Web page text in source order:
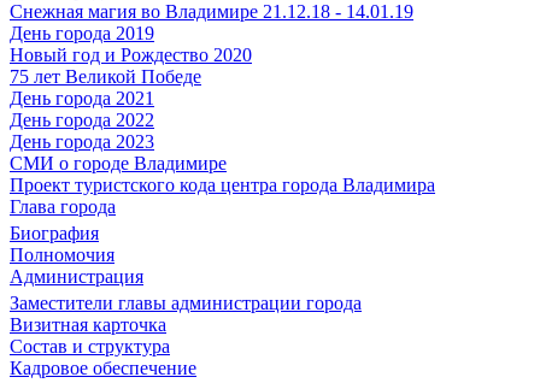
Снежная магия во Владимире 21.12.18 - 14.01.19
День города 2019
Новый год и Рождество 2020
75 лет Великой Победе
День города 2021
День города 2022
День города 2023
СМИ о городе Владимире
Проект туристского кода центра города Владимира
Глава города
Биография
Полномочия
Администрация
Заместители главы администрации города
Визитная карточка
Состав и структура
Кадровое обеспечение